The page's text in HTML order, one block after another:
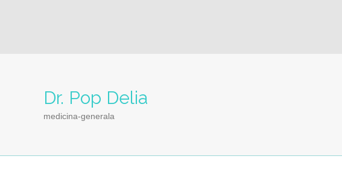
Dr. Pop Delia
medicina-generala